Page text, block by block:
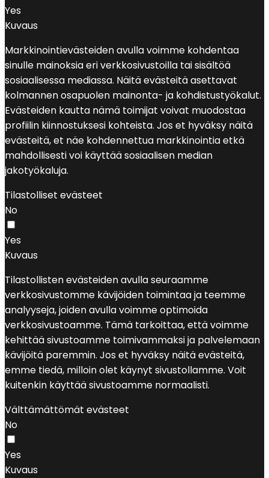
Yes
Kuvaus
Markkinointievästeiden avulla voimme kohdentaa
sinulle mainoksia eri verkkosivustoilla tai sisältöä
sosiaalisessa mediassa. Näitä evästeitä asettavat
kolmannen osapuolen mainonta- ja kohdistustyökalut.
Evästeiden kautta nämä toimijat voivat muodostaa
profiilin kiinnostuksesi kohteista. Jos et hyväksy näitä
evästeitä, et näe kohdennettua markkinointia etkä
mahdollisesti voi käyttää sosiaalisen median
jakotyökaluja.
Tilastolliset evästeet
No
Yes
Kuvaus
Tilastollisten evästeiden avulla seuraamme
verkkosivustomme kävijöiden toimintaa ja teemme
analyyseja, joiden avulla voimme optimoida
verkkosivustoamme. Tämä tarkoittaa, että voimme
kehittää sivustoamme toimivammaksi ja palvelemaan
kävijöitä paremmin. Jos et hyväksy näitä evästeitä,
emme tiedä, milloin olet käynyt sivustollamme. Voit
kuitenkin käyttää sivustoamme normaalisti.
Välttämättömät evästeet
No
Yes
Kuvaus